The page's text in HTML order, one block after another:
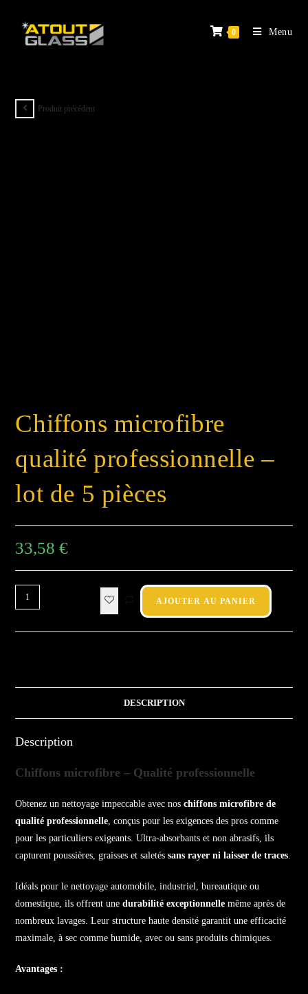
0 Menu
Produit précédent
Chiffons microfibre
qualité professionnelle –
lot de 5 pièces
33,58€
AJOUTER AU PANIER
DESCRIPTION
Description
Chiffons microfibre – Qualité professionnelle
Obtenez un nettoyage impeccable avec noschiffons microfibre de
qualité professionnelle, conçus pour les exigences des pros comme
pour les particuliers exigeants. Ultra-absorbants et non abrasifs, ils
capturent poussières, graisses et saletéssans rayer ni laisser de traces.
Idéals pour le nettoyage automobile, industriel, bureautique ou
domestique, ils offrent unedurabilité exceptionnelle même après de
nombreux lavages. Leur structure haute densité garantit une efficacité
maximale, à sec comme humide, avec ou sans produits chimiques.
Avantages :